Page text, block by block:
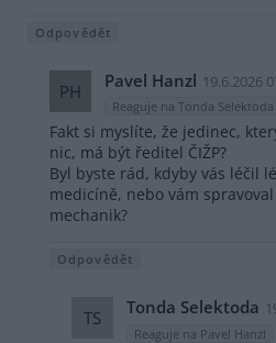
Odpovědět
PH Pavel Hanzl 19.6.2026
Reaguje na Tonda Selektoda
Fakt si myslíte, že jedinec,
nic, má být ředitel ČIŽP?
Byl byste rád, kdyby vás léčil
medicíně, nebo vám
mechanik?
Odpovědět
TS Tonda Selektoda
Reaguje na Pavel Hanzl